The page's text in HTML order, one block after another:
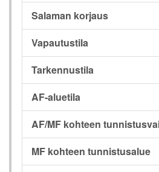
Salaman korjaus
Vapautustila
Tarkennustila
AF-aluetila
AF/MF kohteen
MF kohteen tunnistusalue